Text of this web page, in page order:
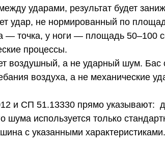
ударами, результат будет
удар, не нормированный по
— точка, у ноги — площадь 50–100
процессы.
воздушный, а не ударный шум. Бас
воздуха, а не механические
и СП 51.13330 прямо указывают:
шума используется только
с указанными характеристиками.